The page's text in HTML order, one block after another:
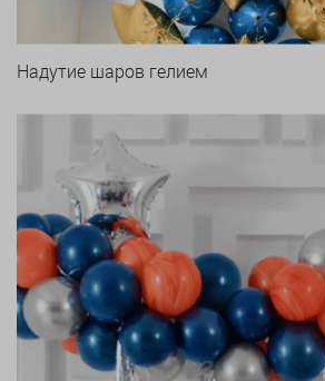
Надутие шаров гелием